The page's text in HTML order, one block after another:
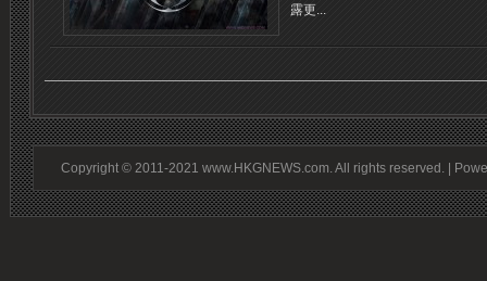
露更...
Copyright © 2011-2021 www.HKGNEWS.com. All rights reserved. |